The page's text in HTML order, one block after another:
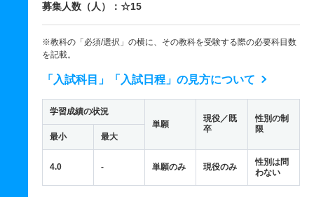
募集人数（人）：☆15
※教科の「必須/選択」の横に、その教科を受験する際の必要科目数
を記載。
「入試科目」「入試日程」の見方について
学習成績の状況
単願
現役／既
卒
性別の制
限
最小 最大
4.0 - 単願のみ 現役のみ
性別は問
わない